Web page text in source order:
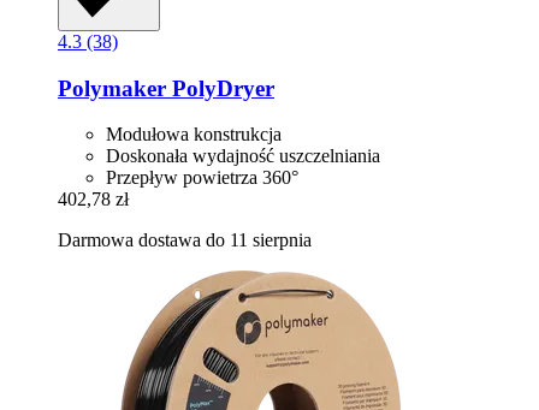
4.3 (38)
Polymaker PolyDryer
Modułowa konstrukcja
Doskonała wydajność uszczelniania
Przepływ powietrza 360°
402,78 zł
Darmowa dostawa do 11 sierpnia